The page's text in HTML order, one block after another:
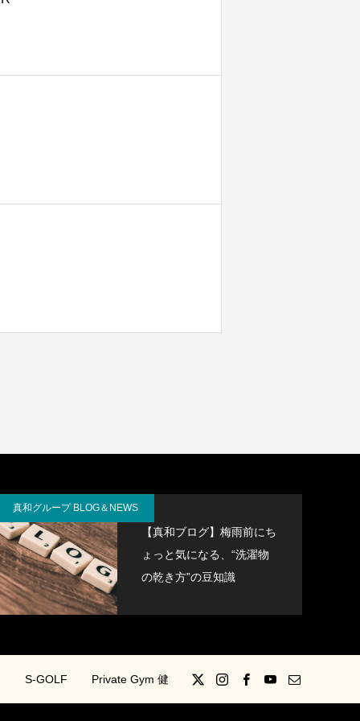
真和グループ BLOG＆NEWS
【真和ブログ】梅雨前にち
ょっと気になる、“洗濯物
の乾き方”の豆知識
S-GOLF Private Gym 健